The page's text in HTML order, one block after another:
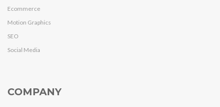
Ecommerce
Motion Graphics
SEO
Social Media
COMPANY